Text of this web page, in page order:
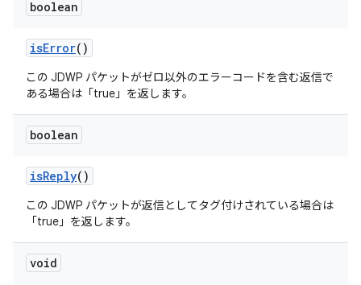
boolean
isError()
この JDWP パケットがゼロ以外のエラーコードを含む返信で
ある場合は「true」を返します。
boolean
isReply()
この JDWP パケットが返信としてタグ付けされている場合は
「true」を返します。
void